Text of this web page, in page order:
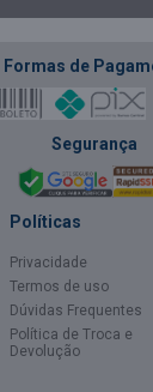
Formas de
Segurança
Políticas
Privacidade
Termos de uso
Dúvidas Frequentes
Política de Troca e
Devolução